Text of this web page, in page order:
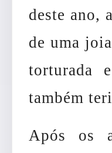
deste ano,
de uma
torturada
também
Após os